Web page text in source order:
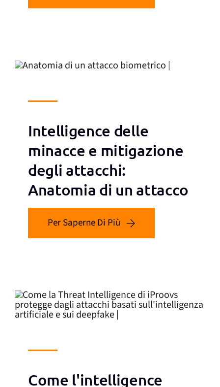
Intelligence delle
minacce e mitigazione
degli attacchi:
Anatomia di un attacco
Per Saperne Di Più
Come l'intelligence